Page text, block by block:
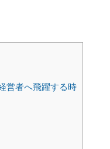
営者へ飛躍する時